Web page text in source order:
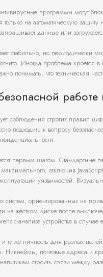
программы могут
на автоматическую
данные или
стабильно, но периодически
Иногда проблема кроется
понимать, что техническая
работе
соблюдения строгих правил
подходить к вопросу
первым шагом. Стандартные
отключив
уязвимостей.
ориентированных на
на жёстком диске после
анализа устройства в случае
и ту же личность для разных
Никнеймы, почтовые адреса и
строить связи между